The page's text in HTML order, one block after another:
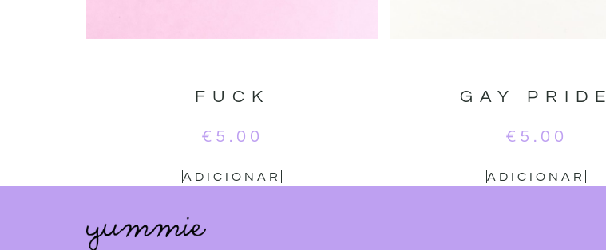
FUCK
€ 5.00
ADICIONAR
GAY PRIDE
€ 5.00
ADICIONAR